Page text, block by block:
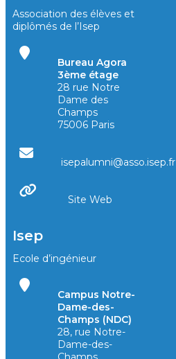
Association des élèves et
diplômés de l’Isep
Bureau Agora
3ème étage
28 rue Notre
Dame des
Champs
75006 Paris
isepalumni@asso.isep.fr
Site Web
Isep
Ecole d’ingénieur
Campus Notre-
Dame-des-
Champs (NDC)
28, rue Notre-
Dame-des-